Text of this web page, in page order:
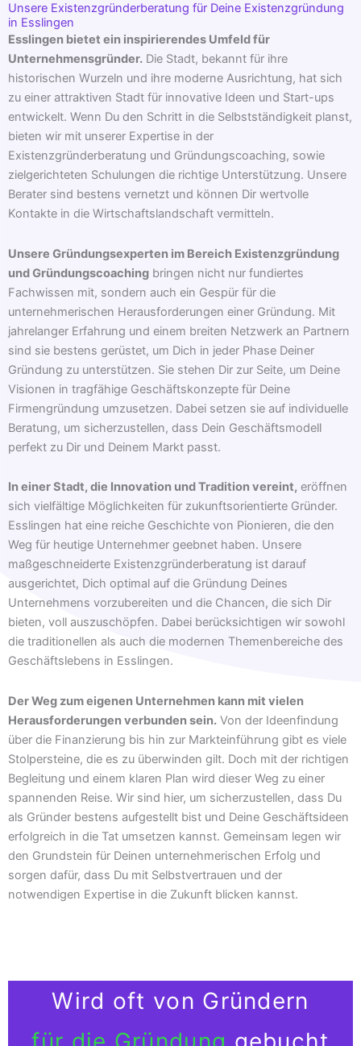
Unsere Existenzgründerberatung für Deine Existenzgründung
in Esslingen
Esslingen bietet ein inspirierendes Umfeld für
Unternehmensgründer. Die Stadt, bekannt für ihre
historischen Wurzeln und ihre moderne Ausrichtung, hat sich
zu einer attraktiven Stadt für innovative Ideen und Start-ups
entwickelt. Wenn Du den Schritt in die Selbstständigkeit planst,
bieten wir mit unserer Expertise in der
Existenzgründerberatung und Gründungscoaching, sowie
zielgerichteten Schulungen die richtige Unterstützung. Unsere
Berater sind bestens vernetzt und können Dir wertvolle
Kontakte in die Wirtschaftslandschaft vermitteln.
Unsere Gründungsexperten im Bereich Existenzgründung
und Gründungscoaching bringen nicht nur fundiertes
Fachwissen mit, sondern auch ein Gespür für die
unternehmerischen Herausforderungen einer Gründung. Mit
jahrelanger Erfahrung und einem breiten Netzwerk an Partnern
sind sie bestens gerüstet, um Dich in jeder Phase Deiner
Gründung zu unterstützen. Sie stehen Dir zur Seite, um Deine
Visionen in tragfähige Geschäftskonzepte für Deine
Firmengründung umzusetzen. Dabei setzen sie auf individuelle
Beratung, um sicherzustellen, dass Dein Geschäftsmodell
perfekt zu Dir und Deinem Markt passt.
In einer Stadt, die Innovation und Tradition vereint, eröffnen
sich vielfältige Möglichkeiten für zukunftsorientierte Gründer.
Esslingen hat eine reiche Geschichte von Pionieren, die den
Weg für heutige Unternehmer geebnet haben. Unsere
maßgeschneiderte Existenzgründerberatung ist darauf
ausgerichtet, Dich optimal auf die Gründung Deines
Unternehmens vorzubereiten und die Chancen, die sich Dir
bieten, voll auszuschöpfen. Dabei berücksichtigen wir sowohl
die traditionellen als auch die modernen Themenbereiche des
Geschäftslebens in Esslingen.
Der Weg zum eigenen Unternehmen kann mit vielen
Herausforderungen verbunden sein. Von der Ideenfindung
über die Finanzierung bis hin zur Markteinführung gibt es viele
Stolpersteine, die es zu überwinden gilt. Doch mit der richtigen
Begleitung und einem klaren Plan wird dieser Weg zu einer
spannenden Reise. Wir sind hier, um sicherzustellen, dass Du
als Gründer bestens aufgestellt bist und Deine Geschäftsideen
erfolgreich in die Tat umsetzen kannst. Gemeinsam legen wir
den Grundstein für Deinen unternehmerischen Erfolg und
sorgen dafür, dass Du mit Selbstvertrauen und der
notwendigen Expertise in die Zukunft blicken kannst.
Wird oft von Gründern